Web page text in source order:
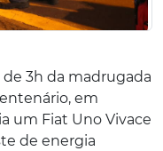
3h da madrugada
em
um Fiat Uno Vivace
de energia